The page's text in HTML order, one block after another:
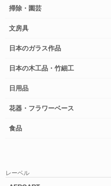
掃除・園芸
文房具
日本のガラス作品
日本の木工品・竹細工
日用品
花器・フラワーベース
食品
レーベル